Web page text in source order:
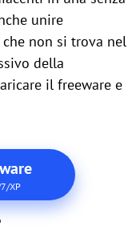
unire
non si trova nel
della
il freeware e
XP